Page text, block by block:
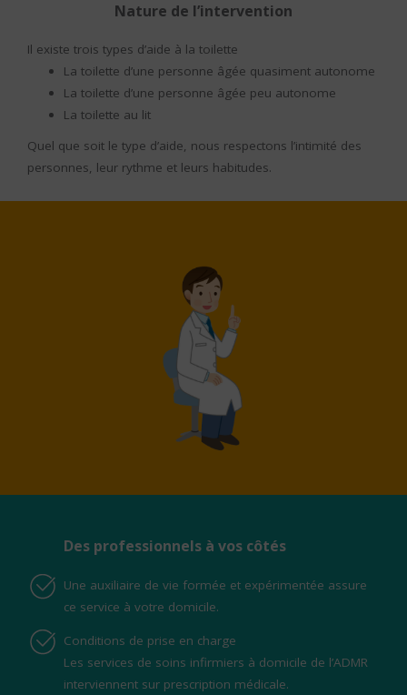
Nature de l’intervention
Il existe trois types d’aide à la toilette
La toilette d’une personne âgée quasiment autonome
La toilette d’une personne âgée peu autonome
La toilette au lit
Quel que soit le type d’aide, nous respectons l’intimité des
personnes, leur rythme et leurs habitudes.
Des professionnels à vos côtés
Une auxiliaire de vie formée et expérimentée assure
ce service à votre domicile.
Conditions de prise en charge
Les services de soins infirmiers à domicile de l’ADMR
interviennent sur prescription médicale.